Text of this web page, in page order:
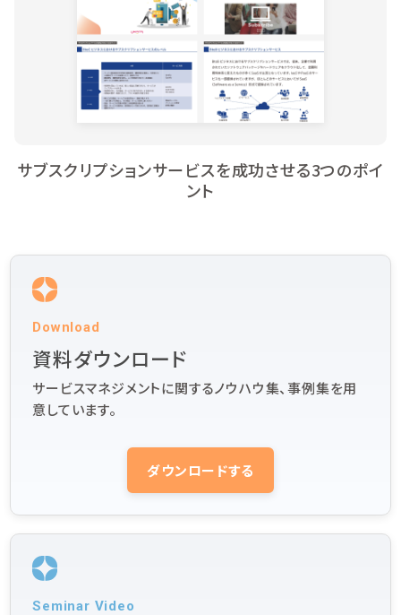
サブスクリプションサービスを成功させる3つのポイ
ント
Download
資料ダウンロード
サービスマネジメントに関するノウハウ集、事例集を用
意しています。
ダウンロードする
Seminar Video